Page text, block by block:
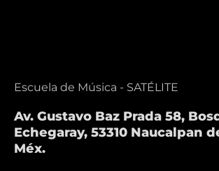
Escuela de Música - SATÉLITE
Av. Gustavo Baz Prada 58,
Echegaray, 53310 Naucalpan
Méx.